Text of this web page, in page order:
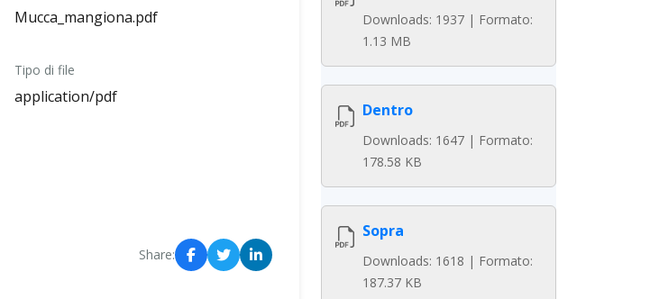
Mucca_mangiona.pdf
Tipo di file
application/pdf
Share:
Downloads: 1937 | Formato:
1.13 MB
Dentro
Downloads: 1647 | Formato:
178.58 KB
Sopra
Downloads: 1618 | Formato:
187.37 KB